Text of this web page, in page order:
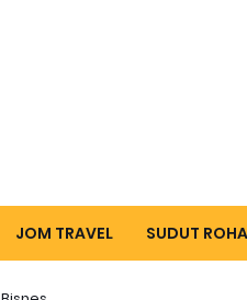
JOM TRAVEL SUDUT